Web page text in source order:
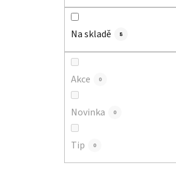
Na skladě 8
Akce 0
Novinka 0
Tip 0